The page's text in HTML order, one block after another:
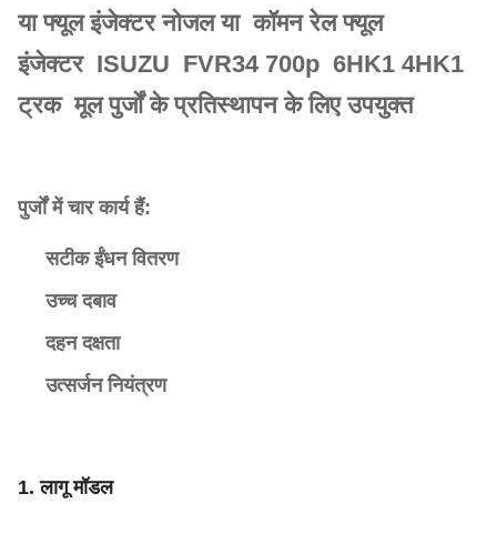
या फ्यूल इंजेक्टर नोजल या कॉमन रेल फ्यूल
इंजेक्टर ISUZU FVR34 700p 6HK1 4HK1
ट्रक मूल पुर्जों के प्रतिस्थापन के लिए उपयुक्त
पुर्जों में चार कार्य हैं:
सटीक ईंधन वितरण
उच्च दबाव
दहन दक्षता
उत्सर्जन नियंत्रण
1. लागू मॉडल